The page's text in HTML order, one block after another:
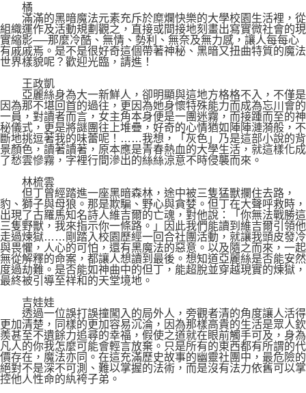
橘
滿滿的黑暗魔法元素充斥於糜爛快樂的大學校園生活裡，從
組織運作及活動規劃觀之，直接或間接地刻畫出寫實微社會的現
實縮影──那麼冷酷、無情、勢利、無奈及無力感，讓人每每心
有戚戚焉。是不是很好奇這個帶著神秘、黑暗又扭曲特質的魔法
世界樣貌呢？歡迎光臨，請進！
王政凱
亞麗絲身為大一新鮮人，卻明顯與這地方格格不入，不僅是
因為那不堪回首的過往，更因為她身懷特殊能力而成為忘川會的
一員，對讀者而言，女主角本身便是一團迷霧，而接踵而至的神
秘儀式，更是將謎團往上堆疊，好奇的心情猶如陣陣漣漪般，不
斷地挑逗著我的味蕾呢！……我想，「灰色」乃是這部小說的背
景顏色，讀著讀著，原本應是青春熱血的大學生活，就這樣化成
了愁雲慘霧，字裡行間滲出的絲絲涼意不時侵襲而來。
林梳雲
但丁曾經踏進一座黑暗森林，途中被三隻猛獸攔住去路，
豹、獅子與母狼。那是欺騙、野心與貪婪。但丁在大聲呼救時，
出現了古羅馬知名詩人維吉爾的亡魂，對他說：「你無法戰勝這
三隻野獸，我來指示你一條路。」因此我們能讀到維吉爾引領他
走過煉獄……剛踏入校園歷經一回合社團活動，就讓我頭皮發冷
與畏懼，人心的可怕，還有黑魔法的惡意。以及隨之而來，一起
無從解釋的命案，都讓人想讀到最後。想知道亞麗絲是否能安然
度過劫難。是否能如神曲中的但丁，能超脫並穿越現實的煉獄，
最終被引導至祥和的天堂境地。
吉娃娃
透過一位誤打誤撞闖入的局外人，旁觀者清的角度讓人活得
更加清楚，同樣的更加容易沉淪，因為那樣高貴的生活是眾人欽
羨甚至不遺餘力追尋的幸福，假使之道就在眼前觸手可及，身為
凡人的你我怎麼可能會輕言放棄。只是所有的東西都有所謂的代
價存在，魔法亦同。在這充滿歷史故事的幽靈社團中，最危險的
絕對不是深不可測、難以掌握的法術，而是沒有法力依舊可以掌
控他人性命的紈袴子弟。